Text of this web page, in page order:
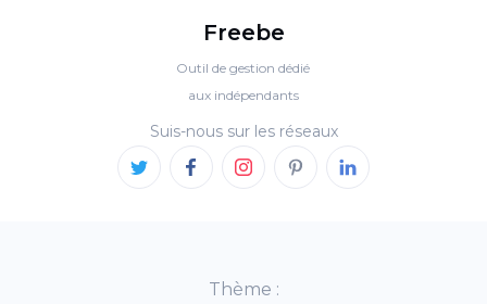
Freebe
Outil de gestion dédié
aux indépendants
Suis-nous sur les réseaux
Thème :